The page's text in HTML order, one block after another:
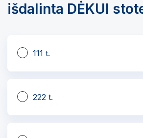
išdalinta DĖKUI
111 t.
222 t.